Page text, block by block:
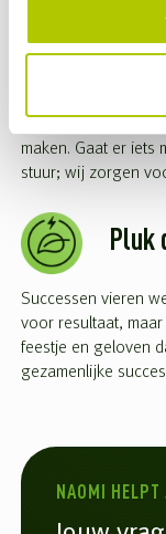
maken. Gaat er iets
stuur; wij zorgen
Pluk
Successen vieren
voor resultaat,
feestje en geloven
gezamenlijke
NAOMI HELPT